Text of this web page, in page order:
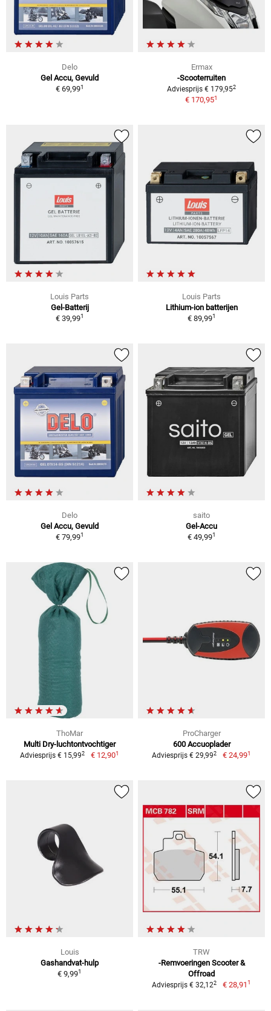
Delo
Gel Accu, Gevuld
€ 69,991
Ermax
-Scooterruiten
Adviesprijs € 179,952
€ 170,951
Louis Parts
Gel-Batterij
€ 39,991
Louis Parts
Lithium-ion batterijen
€ 89,991
Delo
Gel Accu, Gevuld
€ 79,991
saito
Gel-Accu
€ 49,991
ThoMar
Multi Dry-luchtontvochtiger
Adviesprijs € 15,992 € 12,901
ProCharger
600 Accuoplader
Adviesprijs € 29,992 € 24,991
Louis
Gashandvat-hulp
€ 9,991
TRW
-Remvoeringen Scooter &
Offroad
Adviesprijs € 32,122 € 28,911